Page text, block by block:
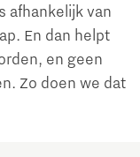
afhankelijk van
En dan helpt
en geen
Zo doen we dat